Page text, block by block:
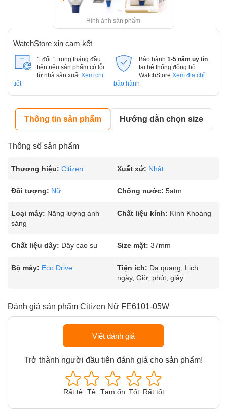
Hình ảnh sản phẩm
WatchStore xin cam kết
1 đổi 1 trong tháng đầu
tiên nếu sản phẩm có lỗi
từ nhà sản xuất. Xem chi
tiết
Bảo hành 1-5 năm uy tín
tại hệ thống đồng hồ
WatchStore Xem địa chỉ
bảo hành
Thông tin sản phẩm Hướng dẫn chọn size
Thông số sản phẩm
Thương hiệu: Citizen Xuất xứ: Nhật
Đối tượng: Nữ Chống nước: 5atm
Loại máy: Năng lượng ánh
sáng
Chất liệu kính: Kính Khoáng
Chất liệu dây: Dây cao su Size mặt: 37mm
Bộ máy: Eco Drive Tiện ích: Dạ quang, Lịch
ngày, Giờ, phút, giây
Đánh giá sản phẩm Citizen Nữ FE6101-05W
Viết đánh giá
Trở thành người đầu tiên đánh giá cho sản phẩm!
Rất tệ Tệ Tạm ổn Tốt Rất tốt